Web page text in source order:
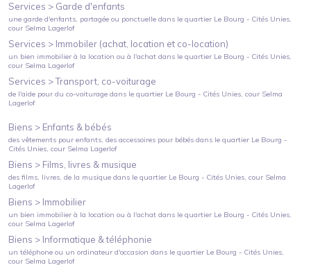
Services > Garde d'enfants
une garde d'enfants, partagée ou ponctuelle dans le quartier Le Bourg - Cités Unies,
cour Selma Lagerlof
Services > Immobiler (achat, location et co-location)
un bien immobilier à la location ou à l'achat dans le quartier Le Bourg - Cités Unies,
cour Selma Lagerlof
Services >Transport, co-voiturage
de l'aide pour du co-voiturage dans le quartier Le Bourg - Cités Unies, cour Selma
Lagerlof
Biens > Enfants & bébés
des vêtements pour enfants, des accessoires pour bébés dans le quartier Le Bourg -
Cités Unies, cour Selma Lagerlof
Biens > Films, livres & musique
des films, livres, de la musique dans le quartier Le Bourg - Cités Unies, cour Selma
Lagerlof
Biens > Immobilier
un bien immobilier à la location ou à l'achat dans le quartier Le Bourg - Cités Unies,
cour Selma Lagerlof
Biens > Informatique & téléphonie
un téléphone ou un ordinateur d'occasion dans le quartier Le Bourg - Cités Unies,
cour Selma Lagerlof